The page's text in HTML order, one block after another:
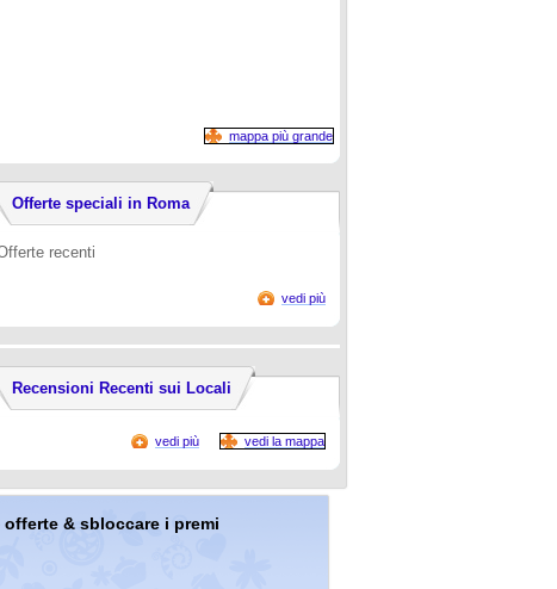
mappa più grande
Offerte speciali in Roma
recenti
vedi più
Recensioni Recenti sui Locali
vedi più vedi la mappa
& sbloccare i premi